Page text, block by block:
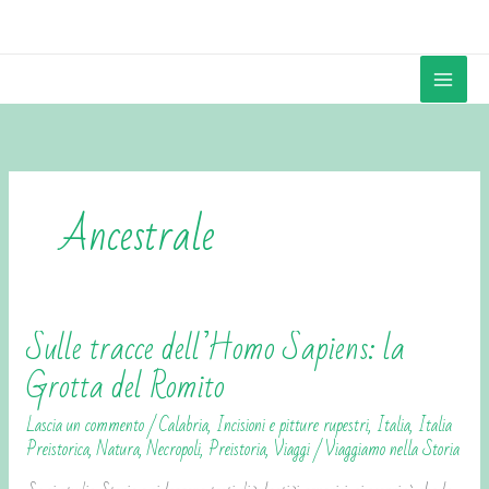
Ancestrale
Sulle tracce dell’Homo Sapiens: la
Grotta del Romito
Lascia un commento/Calabria, Incisioni e pitture rupestri, Italia, Italia
Preistorica,Natura,Necropoli, Preistoria, Viaggi/Viaggiamo nella Storia
Sulle
tracce
dell’Homo
Sapiens:
la